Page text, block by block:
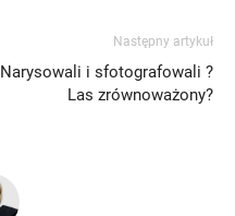
Następny artykuł
Narysowali i sfotografowali ?
Las zrównoważony?